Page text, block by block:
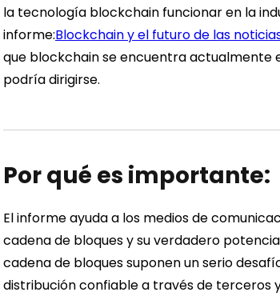
la tecnología blockchain funcionar en la
informe:Blockchain y el futuro de las
que blockchain se encuentra actualmente
podría dirigirse.
Por qué es importante:
El informe ayuda a los medios de
cadena de bloques y su verdadero
cadena de bloques suponen un serio
distribución confiable a través de terceros